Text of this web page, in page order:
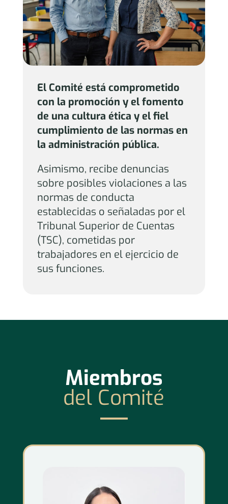
El Comité está comprometido
con la promoción y el fomento
de una cultura ética y el fiel
cumplimiento de las normas en
la administración pública.
Asimismo, recibe denuncias
sobre posibles violaciones a las
normas de conducta
establecidas o señaladas por el
Tribunal Superior de Cuentas
(TSC), cometidas por
trabajadores en el ejercicio de
sus funciones.
Miembros
del Comité